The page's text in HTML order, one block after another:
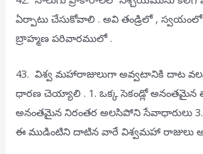
ఏర్పాటు చేసుకోవాలి . అవి తండ్రిలో ,
బ్రాహ్మణ పరివారములో .
43. విశ్వ మహారాజులుగా అవ్వటానికి దాట
ధారణ చెయ్యాలి . 1. ఒక్క సెకండ్లో అనంతమైన
అనంతమైన నిరంతర అలసిపోని సేవాధారులు
ఈ ముడింటిని దాటిన వారే విశ్వమహా రాజులు